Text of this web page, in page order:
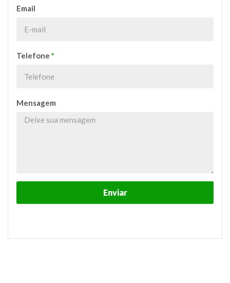
Email
Telefone *
Mensagem